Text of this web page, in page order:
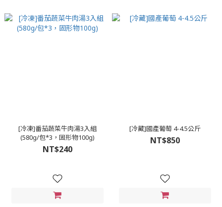
[冷凍]番茄蔬菜牛肉湯3入組
(580g/包*3，固形物100g)
NT$240
[冷藏]國產葡萄 4-4.5公斤
NT$850